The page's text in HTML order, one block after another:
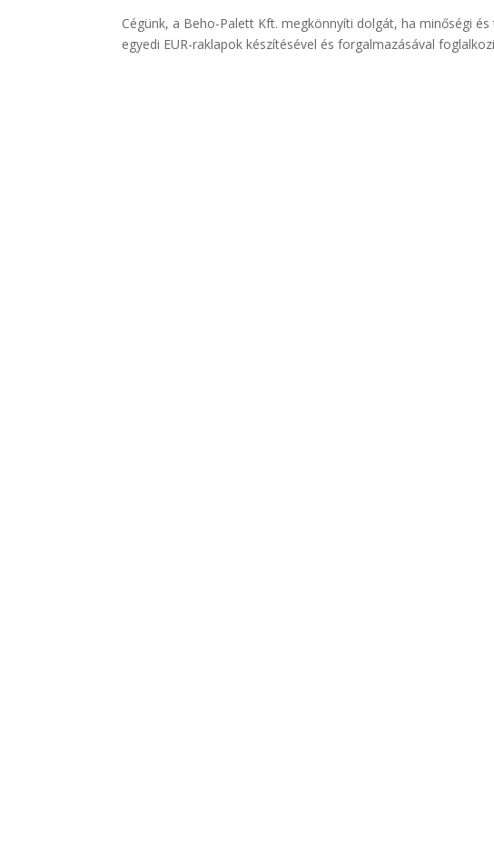
Cégünk, a Beho-Palett Kft. megkönnyíti dolgát, ha minőségi
egyedi EUR-raklapok készítésével és forgalmazásával